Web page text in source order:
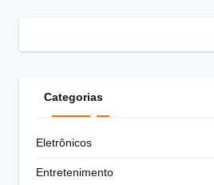
Categorias
Eletrônicos
Entretenimento